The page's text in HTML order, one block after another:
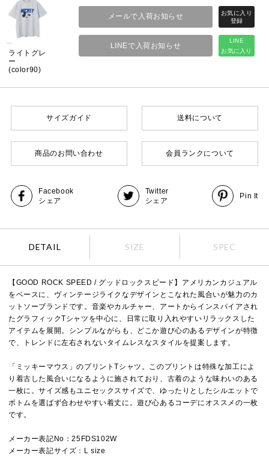
ライトグレ
ー
(color90)
LINE
お気に入り
メールで入荷お知らせ
LINEで入荷お知らせ
サイズガイド 送料について
商品のお問い合わせ 会員ランクについて
Facebook
シェア
Twitter
シェア
Pin It
DETAIL SIZE SPEC
【GOOD ROCK SPEED / グッドロックスピード】アメリカンカジュアル
をベースに、ヴィンテージライクなデザインとこなれた風合いが魅力のカ
ットソーブランドです。音楽やカルチャー、アートからインスパイアされ
たグラフィックTシャツを中心に、日常に取り入れやすいリラックスした
アイテムを展開。シンプルながらも、どこか遊び心のあるデザインが特徴
で、トレンドに左右されないタイムレスなスタイルを提案します。
「ミッキーマウス」のプリントTシャツ。このプリントは特殊な加工によ
り着古した風合いになるように施されており、古着のような味わいのある
一枚に。サイズ感もユニセックスサイズで、ゆったりとしたシルエットで
ボトムを選ばず合わせやすい着丈に。遊び心あるコーデにオススメの一枚
です。
メーカー表記No：25FDS102W
メーカー表記サイズ：L size